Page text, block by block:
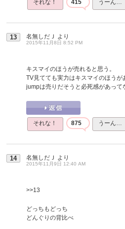
それな！ 415 うーん…
13 名無しだＪ より
2015年11月8日 8:52 PM
キスマイのほうが売れると思う。
TV見てても実力はキスマイのほうが
jumpは売りだそうと必死感があっ
それな！ 875 うーん…
14 名無しだＪ より
2015年11月9日 12:40 AM
>>13
どっちもどっち
どんぐりの背比べ